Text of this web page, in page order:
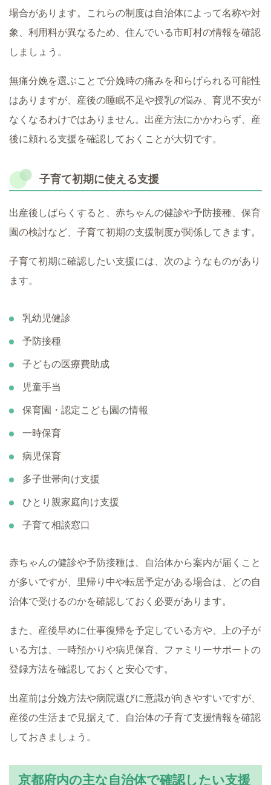
場合があります。これらの制度は自治体によって名称や対
象、利用料が異なるため、住んでいる市町村の情報を確認
しましょう。
無痛分娩を選ぶことで分娩時の痛みを和らげられる可能性
はありますが、産後の睡眠不足や授乳の悩み、育児不安が
なくなるわけではありません。出産方法にかかわらず、産
後に頼れる支援を確認しておくことが大切です。
子育て初期に使える支援
出産後しばらくすると、赤ちゃんの健診や予防接種、保育
園の検討など、子育て初期の支援制度が関係してきます。
子育て初期に確認したい支援には、次のようなものがあり
ます。
乳幼児健診
予防接種
子どもの医療費助成
児童手当
保育園・認定こども園の情報
一時保育
病児保育
多子世帯向け支援
ひとり親家庭向け支援
子育て相談窓口
赤ちゃんの健診や予防接種は、自治体から案内が届くこと
が多いですが、里帰り中や転居予定がある場合は、どの自
治体で受けるのかを確認しておく必要があります。
また、産後早めに仕事復帰を予定している方や、上の子が
いる方は、一時預かりや病児保育、ファミリーサポートの
登録方法を確認しておくと安心です。
出産前は分娩方法や病院選びに意識が向きやすいですが、
産後の生活まで見据えて、自治体の子育て支援情報を確認
しておきましょう。
京都府内の主な自治体で確認したい支援